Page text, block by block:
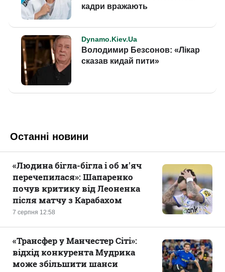
Останні новини
7 серпня 12:58
«Людина бігла-бігла і об м'яч
перечепилася»: Шапаренко
почув критику від Леоненка
після матчу з Карабахом
«Трансфер у Манчестер Сіті»:
відхід конкурента Мудрика
може збільшити шанси